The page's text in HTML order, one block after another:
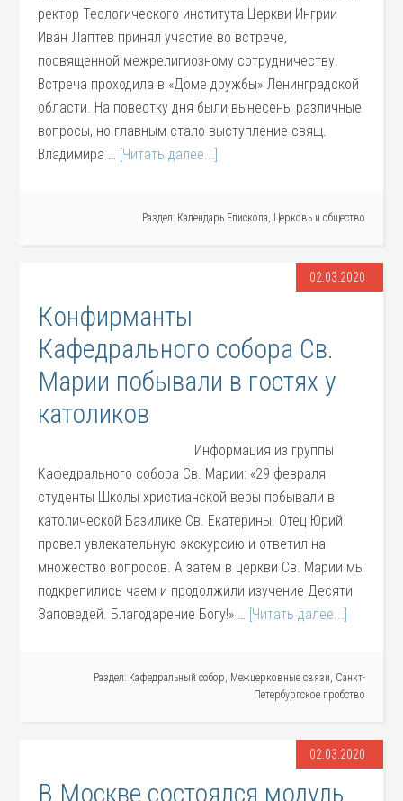
ректор Теологического института Церкви Ингрии
Иван Лаптев принял участие во встрече,
посвященной межрелигиозному сотрудничеству.
Встреча проходила в «Доме дружбы» Ленинградской
области. На повестку дня были вынесены различные
вопросы, но главным стало выступление свящ.
Владимира … [Читать далее...]
Раздел: Календарь Епископа, Церковь и общество
02.03.2020
Конфирманты
Кафедрального собора Св.
Марии побывали в гостях у
католиков
Информация из группы
Кафедрального собора Св. Марии: «29 февраля
студенты Школы христианской веры побывали в
католической Базилике Св. Екатерины. Отец Юрий
провел увлекательную экскурсию и ответил на
множество вопросов. А затем в церкви Св. Марии мы
подкрепились чаем и продолжили изучение Десяти
Заповедей. Благодарение Богу!» … [Читать далее...]
Раздел: Кафедральный собор, Межцерковные связи, Санкт-
Петербургское пробство
02.03.2020
В Москве состоялся модуль